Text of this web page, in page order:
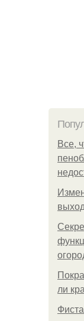
Все,
ли